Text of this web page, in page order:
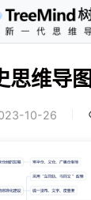
思维导图
10-26